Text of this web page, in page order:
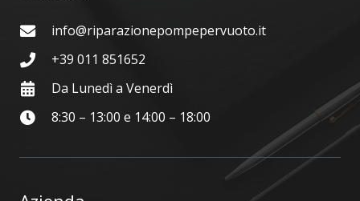
info@riparazionepompepervuoto.it
+39 011 851652
Da Lunedì a Venerdì
8:30 – 13:00 e 14:00 – 18:00